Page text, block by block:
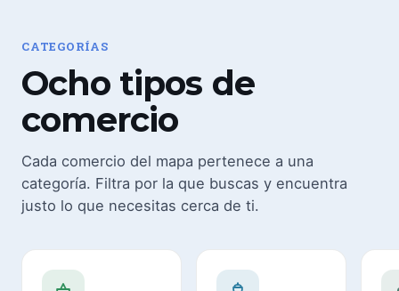
CATEGORÍAS
Ocho tipos de
comercio
Cada comercio del mapa pertenece a una
categoría. Filtra por la que buscas y encuentra
justo lo que necesitas cerca de ti.